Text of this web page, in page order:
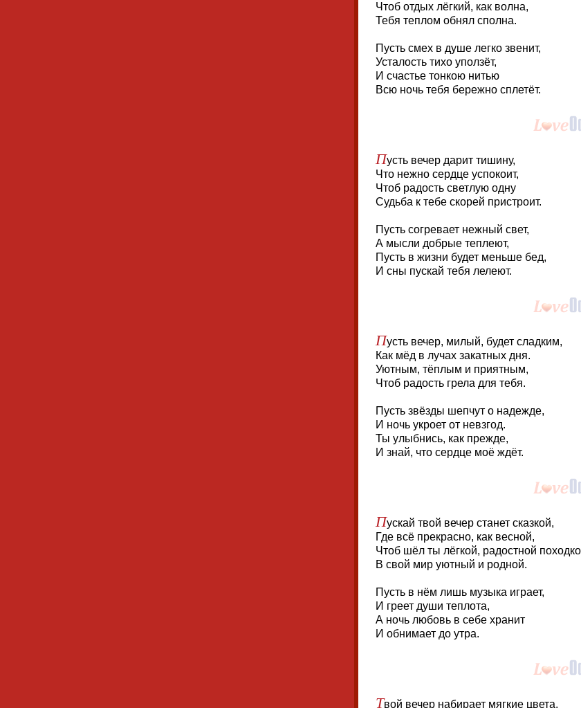
Чтоб отдых лёгкий, как волна,
Тебя теплом обнял сполна.
Пусть смех в душе легко звенит,
Усталость тихо уползёт,
И счастье тонкою нитью
Всю ночь тебя бережно сплетёт.
Пусть вечер дарит тишину,
Что нежно сердце успокоит,
Чтоб радость светлую одну
Судьба к тебе скорей пристроит.
Пусть согревает нежный свет,
А мысли добрые теплеют,
Пусть в жизни будет меньше бед,
И сны пускай тебя лелеют.
Пусть вечер, милый, будет сладким,
Как мёд в лучах закатных дня.
Уютным, тёплым и приятным,
Чтоб радость грела для тебя.
Пусть звёзды шепчут о надежде,
И ночь укроет от невзгод.
Ты улыбнись, как прежде,
И знай, что сердце моё ждёт.
Пускай твой вечер станет сказкой,
Где всё прекрасно, как весной,
Чтоб шёл ты лёгкой, радостной
В свой мир уютный и родной.
Пусть в нём лишь музыка играет,
И греет души теплота,
А ночь любовь в себе хранит
И обнимает до утра.
Твой вечер набирает мягкие цвета,